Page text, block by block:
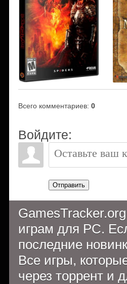
Всего комментариев: 0
Войдите:
Отправить
играм для PC.
последние
Все игры,
через торрент и